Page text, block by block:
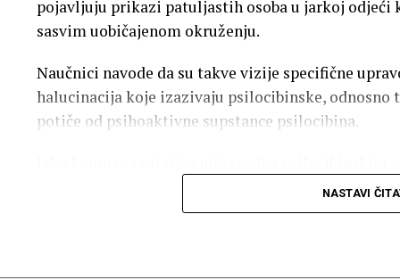
pojavljuju prikazi patuljastih osoba u jarkoj odjeći
sasvim uobičajenom okruženju.
Naučnici navode da su takve vizije specifične
halucinacija koje izazivaju psilocibinske, odnosno
potiče od psihoaktivne supstance psilocibina.
NASTAVI